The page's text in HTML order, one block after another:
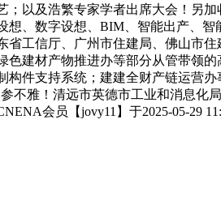
以及浩繁专家学者出席大会！另
、数字设想、BIM、智能出产、
工信厅、广州市住建局、佛山市
建材产物推进办等部分从管带领
件支持系统；建建全财产链运营
不雅！清远市英德市工业和消息
会员【jovy11】于2025-05-29